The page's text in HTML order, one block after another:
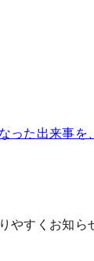
た出来事を
やすくお知ら